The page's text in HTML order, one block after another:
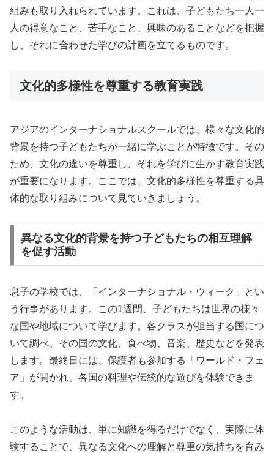
組みも取り入れられています。これは、子どもたち一人一
人の得意なこと、苦手なこと、興味のあることなどを把握
し、それに合わせた学びの計画を立てるものです。
文化的多様性を尊重する教育実践
アジアのインターナショナルスクールでは、様々な文化的
背景を持つ子どもたちが一緒に学ぶことが特徴です。その
ため、文化の違いを尊重し、それを学びに生かす教育実践
が重要になります。ここでは、文化的多様性を尊重する具
体的な取り組みについて見ていきましょう。
異なる文化的背景を持つ子どもたちの相互理解
を促す活動
息子の学校では、「インターナショナル・ウィーク」とい
う行事があります。この1週間、子どもたちは世界の様々
な国や地域について学びます。各クラスが担当する国につ
いて調べ、その国の文化、食べ物、音楽、歴史などを発表
します。最終日には、保護者も参加する「ワールド・フェ
ア」が開かれ、各国の料理や伝統的な遊びを体験できま
す。
このような活動は、単に知識を得るだけでなく、実際に体
験することで、異なる文化への理解と尊重の気持ちを育み